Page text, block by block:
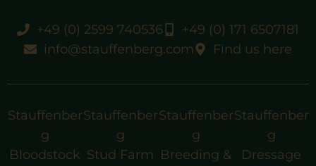
+49 (0) 2599 740536
+49 (0) 171 6507181
info@stauffenberg.com
Find us here
Stauffenber
g
Bloodstock
Stauffenber
g
Stud Farm
Stauffenber
g
Breeding &
Stauffenber
g
Dressage